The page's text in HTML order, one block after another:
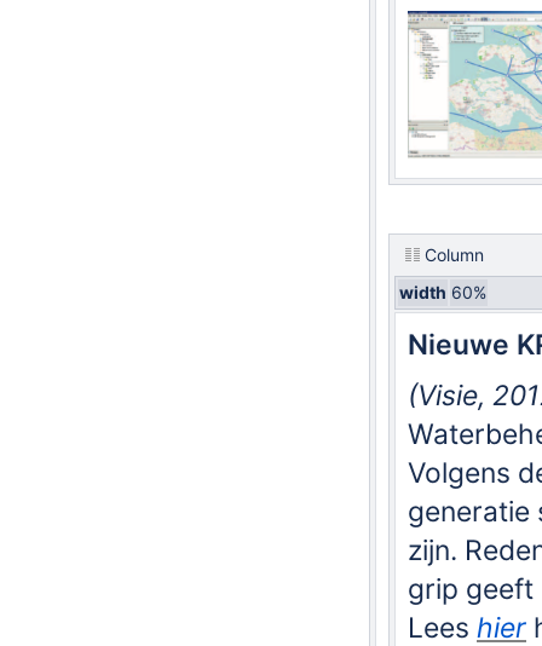
Column
width 60%
Nieuwe
(Visie,
Volgens
generatie
zijn.
grip geeft
Lees hier